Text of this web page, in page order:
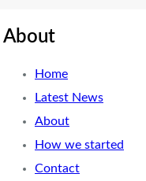
About
Home
Latest News
About
How we started
Contact